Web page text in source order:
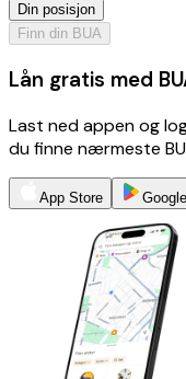
Din posisjon
Finn din BUA
Lån gratis med
Last ned appen og
du finne nærmeste
App Store